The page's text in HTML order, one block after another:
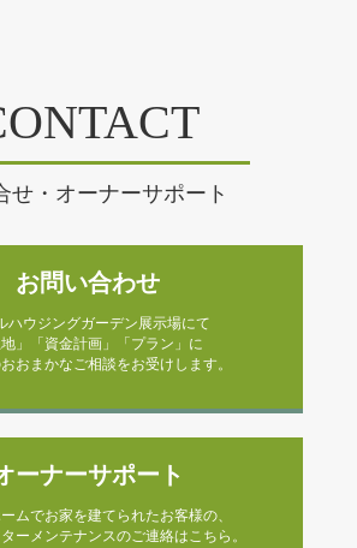
せ・オーナーサポート
お問い合わせ
ハウジングガーデン展示場にて
地」「資金計画」「プラン」に
おまかなご相談をお受けします。
ーナーサポート
ムでお家を建てられたお客様の、
ーメンテナンスのご連絡はこちら。